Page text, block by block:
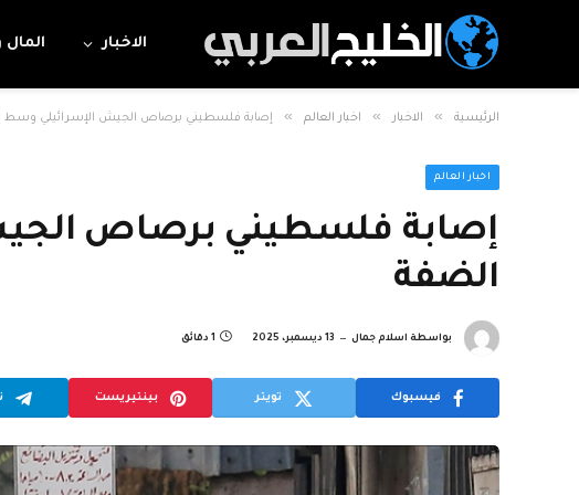
الاخبار المال
الرئيسية » الاخبار » اخبار العالم » إصابة فلسطيني برصاص الجيش الإسرائيلي وسط
اخبار العالم
إصابة فلسطيني برصاص
الضفة
بواسطة اسلام جمال 13 ديسمبر، 2025 1 دقائق
فيسبوك تويتر بينتيريست